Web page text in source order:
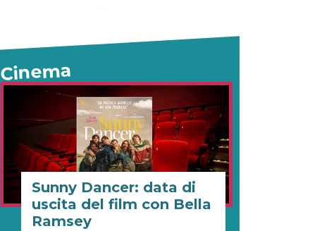
Cinema
Sunny Dancer: data di
uscita del film con Bella
Ramsey